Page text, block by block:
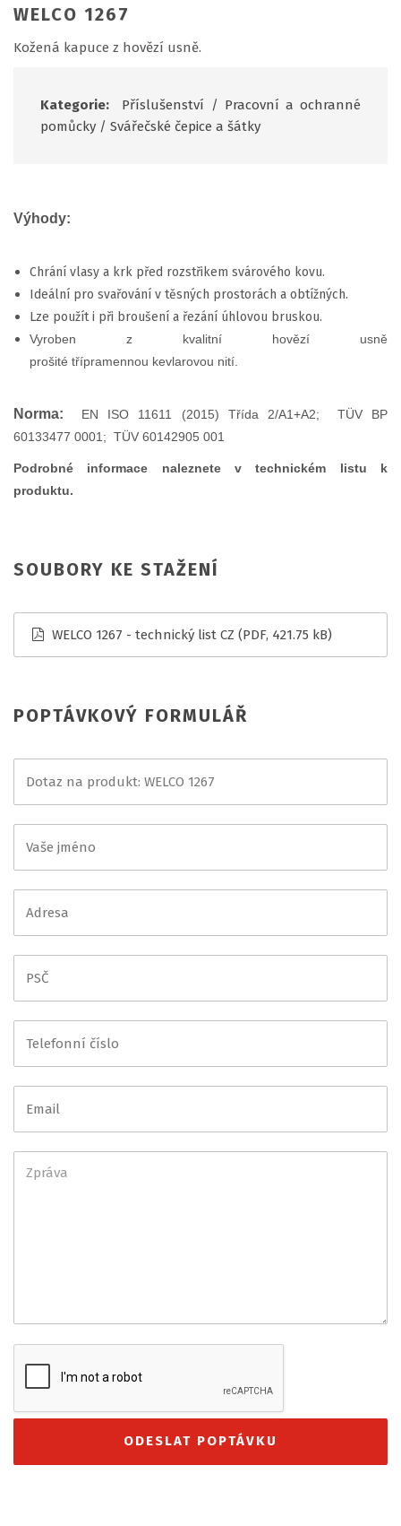
WELCO 1267
Kožená kapuce z hovězí usně.
Kategorie: Příslušenství / Pracovní a ochranné
pomůcky / Svářečské čepice a šátky
Výhody:
Chrání vlasy a krk před rozstřikem svárového kovu.
Ideální pro svařování v těsných prostorách a obtížných.
Lze použít i při broušení a řezání úhlovou bruskou.
Vyroben z kvalitní hovězí usně
prošité třípramennou kevlarovou nití.
Norma:
EN ISO 11611 (2015) Třída 2/A1+A2; TÜV BP
60133477 0001; TÜV 60142905 001
Podrobné informace naleznete v technickém listu k
produktu.
SOUBORY KE STAŽENÍ
WELCO 1267 - technický list CZ (PDF, 421.75 kB)
POPTÁVKOVÝ FORMULÁŘ